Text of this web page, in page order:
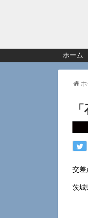
ホーム
ホ
交差
茨城